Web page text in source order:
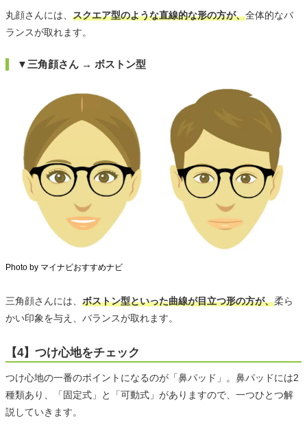
丸顔さんには、 スクエア型のような直線的な形の方が、全体的なバ
ランスが取れます。
▼三角顔さん → ボストン型
Photo by マイナビおすすめナビ
三角顔さんには、 ボストン型といった曲線が目立つ形の方が、柔ら
かい印象を与え、バランスが取れます。
【4】つけ心地をチェック
つけ心地の一番のポイントになるのが「鼻パッド」。鼻パッドには2
種類あり、「固定式」と「可動式」がありますので、一つひとつ解
説していきます。